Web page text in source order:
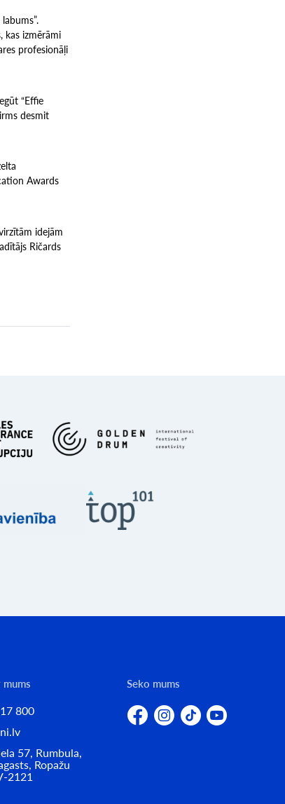
kas izmērāmi
profesionāļi
“Effie
desmit
Awards
idejām
Ričards
mums
800
57, Rumbula,
Ropažu
2121
Seko mums